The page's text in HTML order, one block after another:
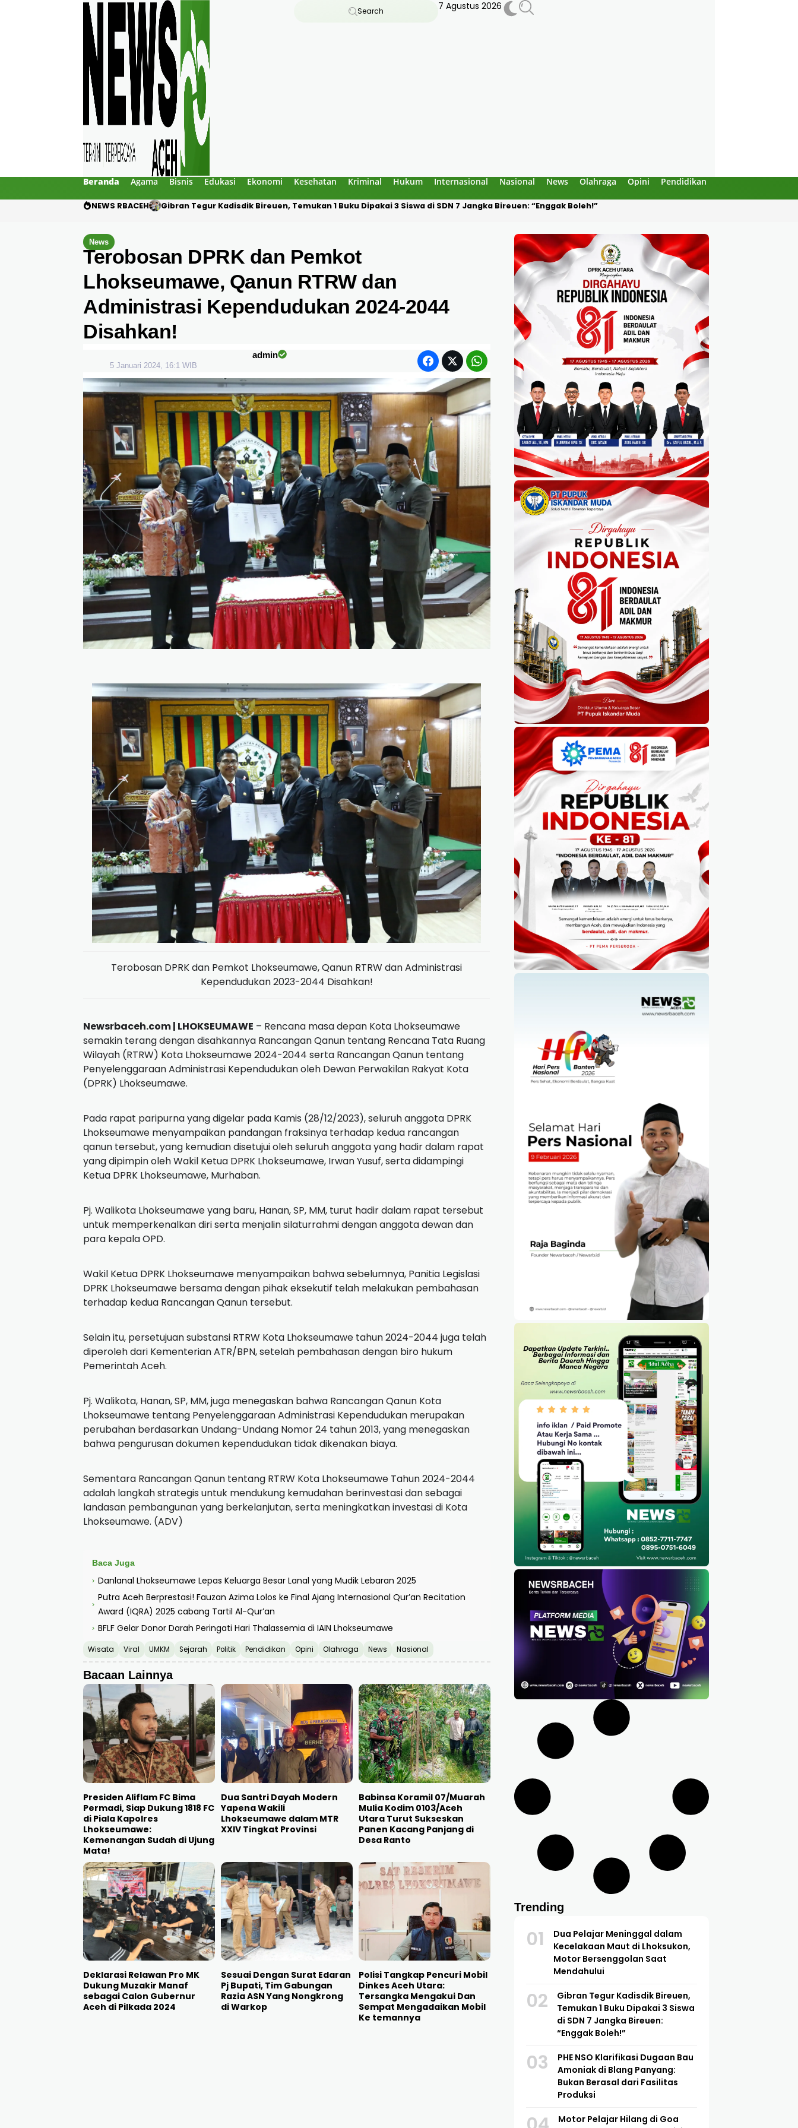
Search 7 Agustus 2026
Beranda Agama Bisnis Edukasi Ekonomi Kesehatan Kriminal Hukum Internasional Nasional News Olahraga Opini Pendidikan
NEWS RBACEH PHE NSO Klarifikasi Dugaan Bau Amoniak di Blang Panyang: Bukan Berasal dari Fasilitas Produksi
News
Terobosan DPRK dan Pemkot
Lhokseumawe, Qanun RTRW dan
Administrasi Kependudukan 2024-2044
Disahkan!
admin
5 Januari 2024, 16:1 WIB
Terobosan DPRK dan Pemkot Lhokseumawe, Qanun RTRW dan Administrasi
Kependudukan 2023-2044 Disahkan!
Newsrbaceh.com | LHOKSEUMAWE – Rencana masa depan Kota Lhokseumawe
semakin terang dengan disahkannya Rancangan Qanun tentang Rencana Tata Ruang
Wilayah (RTRW) Kota Lhokseumawe 2024-2044 serta Rancangan Qanun tentang
Penyelenggaraan Administrasi Kependudukan oleh Dewan Perwakilan Rakyat Kota
(DPRK) Lhokseumawe.
Pada rapat paripurna yang digelar pada Kamis (28/12/2023), seluruh anggota DPRK
Lhokseumawe menyampaikan pandangan fraksinya terhadap kedua rancangan
qanun tersebut, yang kemudian disetujui oleh seluruh anggota yang hadir dalam rapat
yang dipimpin oleh Wakil Ketua DPRK Lhokseumawe, Irwan Yusuf, serta didampingi
Ketua DPRK Lhokseumawe, Murhaban.
Pj. Walikota Lhokseumawe yang baru, Hanan, SP, MM, turut hadir dalam rapat tersebut
untuk memperkenalkan diri serta menjalin silaturrahmi dengan anggota dewan dan
para kepala OPD.
Wakil Ketua DPRK Lhokseumawe menyampaikan bahwa sebelumnya, Panitia Legislasi
DPRK Lhokseumawe bersama dengan pihak eksekutif telah melakukan pembahasan
terhadap kedua Rancangan Qanun tersebut.
Selain itu, persetujuan substansi RTRW Kota Lhokseumawe tahun 2024-2044 juga telah
diperoleh dari Kementerian ATR/BPN, setelah pembahasan dengan biro hukum
Pemerintah Aceh.
Pj. Walikota, Hanan, SP, MM, juga menegaskan bahwa Rancangan Qanun Kota
Lhokseumawe tentang Penyelenggaraan Administrasi Kependudukan merupakan
perubahan berdasarkan Undang-Undang Nomor 24 tahun 2013, yang menegaskan
bahwa pengurusan dokumen kependudukan tidak dikenakan biaya.
Sementara Rancangan Qanun tentang RTRW Kota Lhokseumawe Tahun 2024-2044
adalah langkah strategis untuk mendukung kemudahan berinvestasi dan sebagai
landasan pembangunan yang berkelanjutan, serta meningkatkan investasi di Kota
Lhokseumawe. (ADV)
Baca Juga
› Danlanal Lhokseumawe Lepas Keluarga Besar Lanal yang Mudik Lebaran 2025
›
Putra Aceh Berprestasi! Fauzan Azima Lolos ke Final Ajang Internasional Qur’an Recitation
Award (IQRA) 2025 cabang Tartil Al-Qur’an
› BFLF Gelar Donor Darah Peringati Hari Thalassemia di IAIN Lhokseumawe
Wisata Viral UMKM Sejarah Politik Pendidikan Opini Olahraga News Nasional
Bacaan Lainnya
Presiden Aliflam FC Bima
Permadi, Siap Dukung 1818 FC
di Piala Kapolres
Lhokseumawe:
Kemenangan Sudah di Ujung
Mata!
Dua Santri Dayah Modern
Yapena Wakili
Lhokseumawe dalam MTR
XXIV Tingkat Provinsi
Babinsa Koramil 07/Muarah
Mulia Kodim 0103/Aceh
Utara Turut Sukseskan
Panen Kacang Panjang di
Desa Ranto
Deklarasi Relawan Pro MK
Dukung Muzakir Manaf
sebagai Calon Gubernur
Aceh di Pilkada 2024
Sesuai Dengan Surat Edaran
Pj Bupati, Tim Gabungan
Razia ASN Yang Nongkrong
di Warkop
Polisi Tangkap Pencuri Mobil
Dinkes Aceh Utara:
Tersangka Mengakui Dan
Sempat Mengadaikan Mobil
Ke temannya
Trending
01
Dua Pelajar Meninggal dalam
Kecelakaan Maut di Lhoksukon,
Motor Bersenggolan Saat
Mendahului
02
Gibran Tegur Kadisdik Bireuen,
Temukan 1 Buku Dipakai 3 Siswa
di SDN 7 Jangka Bireuen:
“Enggak Boleh!”
03
PHE NSO Klarifikasi Dugaan Bau
Amoniak di Blang Panyang:
Bukan Berasal dari Fasilitas
Produksi
Motor Pelajar Hilang di Goa